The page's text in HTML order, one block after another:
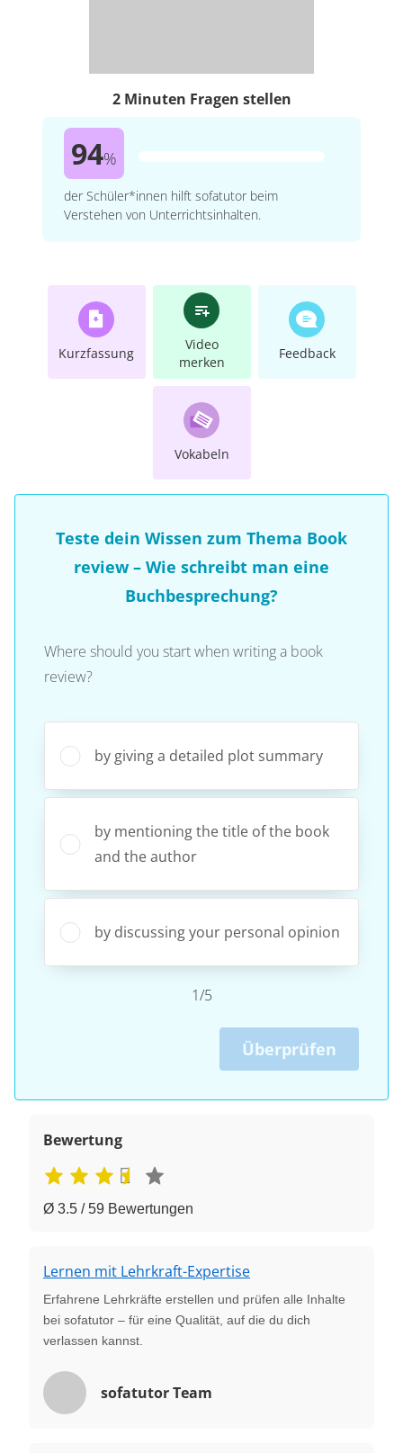
2 Minuten Fragen stellen
94%
der Schüler*innen hilft sofatutor beim
Verstehen von Unterrichtsinhalten.
Kurzfassung
Video
merken
Feedback
Vokabeln
Teste dein Wissen zum Thema Book
review – Wie schreibt man eine
Buchbesprechung?
Where should you start when writing a book
review?
by giving a detailed plot summary
by mentioning the title of the book
and the author
by discussing your personal opinion
1/5
Überprüfen
Bewertung
Ø 3.5 / 59 Bewertungen
Lernen mit Lehrkraft-Expertise
Erfahrene Lehrkräfte erstellen und prüfen alle Inhalte
bei sofatutor – für eine Qualität, auf die du dich
verlassen kannst.
sofatutor Team